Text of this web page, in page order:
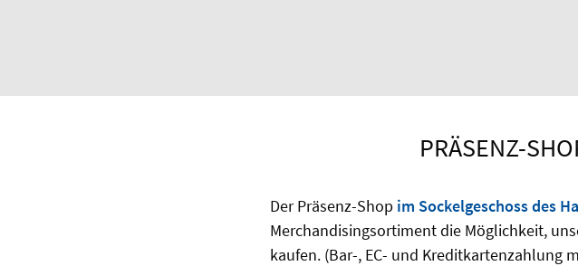
PRÄSENZ-
Der Präsenz-Shop im Sockelgeschoss des
Merchandisingsortiment die Möglichkeit,
kaufen. (Bar-, EC- und Kreditkartenzahlung